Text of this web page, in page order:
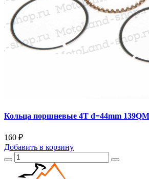
Кольца поршневые 4T d=44mm
160 ₽
Добавить в корзину